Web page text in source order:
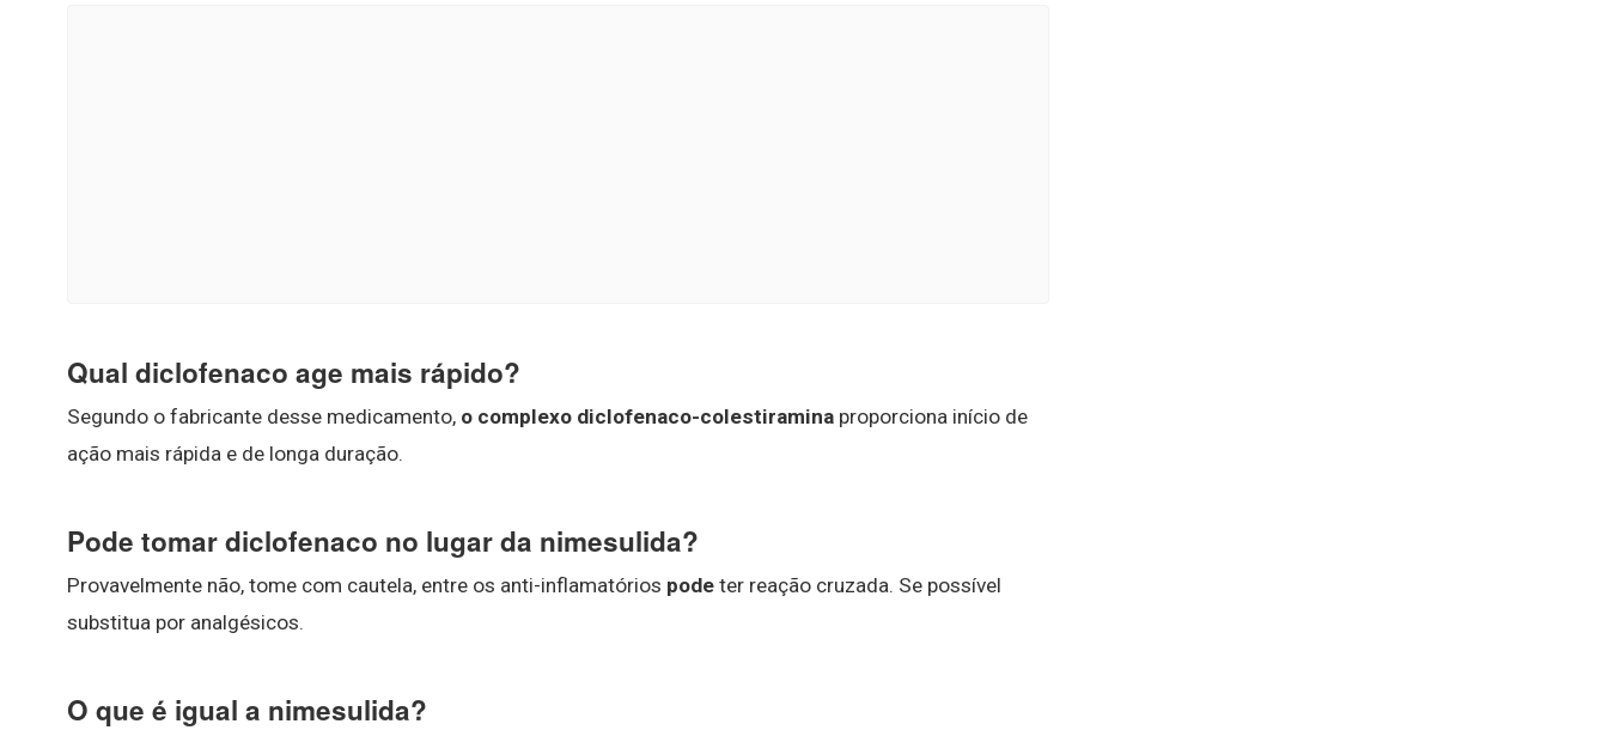
Qual diclofenaco age mais rápido?
Segundo o fabricante desse medicamento, o complexo diclofenaco-colestiramina proporciona início de
ação mais rápida e de longa duração.
Pode tomar diclofenaco no lugar da nimesulida?
Provavelmente não, tome com cautela, entre os anti-inflamatórios pode ter reação cruzada. Se possível
substitua por analgésicos.
O que é igual a nimesulida?